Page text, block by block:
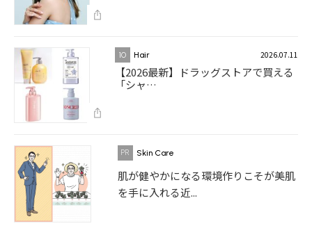
10 Hair 2026.07.11
【2026最新】ドラッグストアで買える
「シャ…
Skin Care
肌が健やかになる環境作りこそが美肌
を手に入れる近...